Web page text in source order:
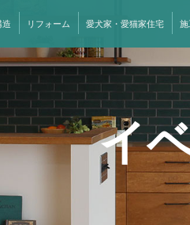
造 リフォーム 愛犬家・愛猫家住宅 施
イ